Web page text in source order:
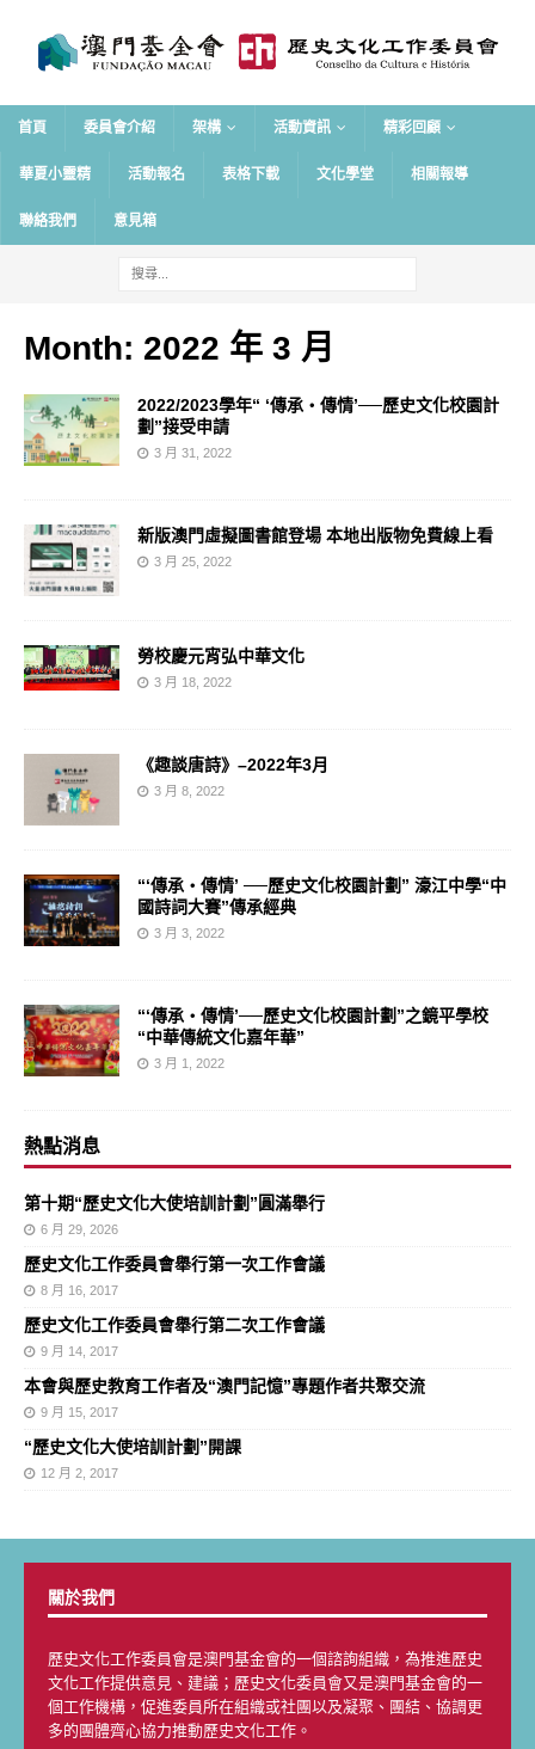
首頁 委員會介紹 架構 活動資訊 精彩回顧
華夏小靈精 活動報名 表格下載 文化學堂 相關報導
聯絡我們 意見箱
Month: 2022 年 3 月
2022/2023學年“ ‘傳承‧傳情’──歷史文化校園計
劃”接受申請
3 月 31, 2022
新版澳門虛擬圖書館登場 本地出版物免費線上看
3 月 25, 2022
勞校慶元宵弘中華文化
3 月 18, 2022
《趣談唐詩》–2022年3月
3 月 8, 2022
“‘傳承‧傳情’ ──歷史文化校園計劃” 濠江中學“中
國詩詞大賽”傳承經典
3 月 3, 2022
“‘傳承‧傳情’──歷史文化校園計劃”之鏡平學校
“中華傳統文化嘉年華”
3 月 1, 2022
熱點消息
第十期“歷史文化大使培訓計劃”圓滿舉行
6 月 29, 2026
歷史文化工作委員會舉行第一次工作會議
8 月 16, 2017
歷史文化工作委員會舉行第二次工作會議
9 月 14, 2017
本會與歷史教育工作者及“澳門記憶”專題作者共聚交流
9 月 15, 2017
“歷史文化大使培訓計劃”開課
12 月 2, 2017
關於我們
歷史文化工作委員會是澳門基金會的一個諮詢組織，為推進歷史
文化工作提供意見、建議；歷史文化委員會又是澳門基金會的一
個工作機構，促進委員所在組織或社團以及凝聚、團結、協調更
多的團體齊心協力推動歷史文化工作。